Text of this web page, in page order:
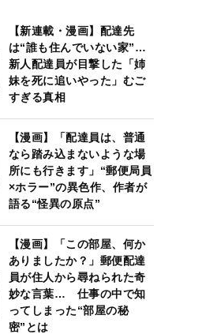
【新連載・漫画】配達先
は“誰も住んでいない家”…
新人配達員が目撃した「姉
妹を死に追いやった」むご
すぎる真相
【漫画】「配達員は、普通
なら踏み込まないような場
所にも行きます」“郵便局員
×ホラー”の異色作、作者が
語る“怪異の原点”
【漫画】「この部屋、何か
ありましたか？」郵便配達
員が住人から尋ねられた奇
妙な言葉… 仕事の中で知
ってしまった“部屋の秘
密”とは